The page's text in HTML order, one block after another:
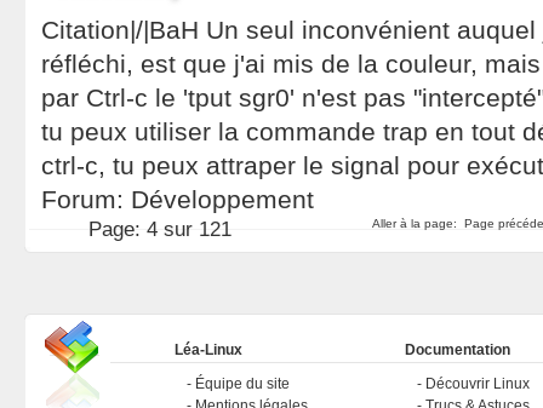
Citation|/|BaH Un seul inconvénient
réfléchi, est que j'ai mis de la couleur,
par Ctrl-c le 'tput sgr0' n'est pas
tu peux utiliser la commande trap en tout
ctrl-c, tu peux attraper le signal pour
Forum: Développement
Aller à la page: Page
Page: 4 sur 121
Léa-Linux
Équipe du site
Documentation
Découvrir Linux